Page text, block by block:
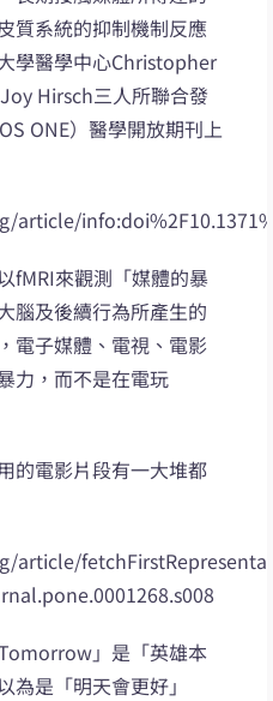
質系統的抑制機制反應
學醫學中心Christopher
Hirsch三人所聯合發
ONE）醫學開放期刊上
article/
fMRI來觀測「媒體的暴
腦及後續行為所產生的
電子媒體、電視、電影
力，而不是在電玩
的電影片段有一大堆都
article/
」是「英雄本
為是「明天會更好」